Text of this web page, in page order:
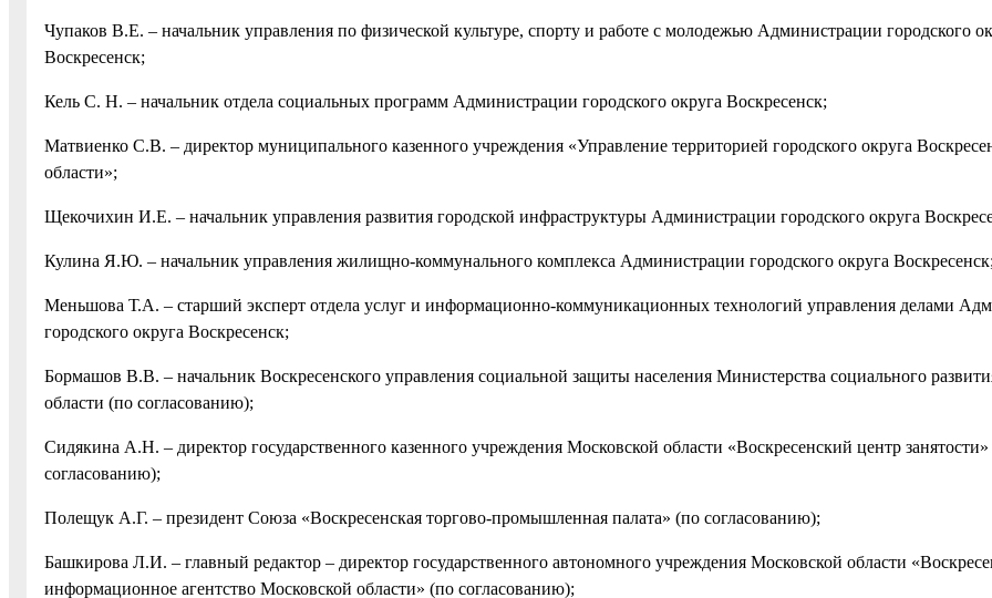
Чупаков В.Е. – начальник управления по физической культуре, спорту и работе с молодежью Администрации городского
Воскресенск;
Кель С. Н. – начальник отдела социальных программ Администрации городского округа Воскресенск;
Матвиенко С.В. – директор муниципального казенного учреждения «Управление территорией городского округа
области»;
Щекочихин И.Е. – начальник управления развития городской инфраструктуры Администрации городского округа
Кулина Я.Ю. – начальник управления жилищно-коммунального комплекса Администрации городского округа
Меньшова Т.А. – старший эксперт отдела услуг и информационно-коммуникационных технологий управления делами
городского округа Воскресенск;
Бормашов В.В. – начальник Воскресенского управления социальной защиты населения Министерства социального
области (по согласованию);
Сидякина А.Н. – директор государственного казенного учреждения Московской области «Воскресенский центр
согласованию);
Полещук А.Г. – президент Союза «Воскресенская торгово-промышленная палата» (по согласованию);
Башкирова Л.И. – главный редактор – директор государственного автономного учреждения Московской области
информационное агентство Московской области» (по согласованию);